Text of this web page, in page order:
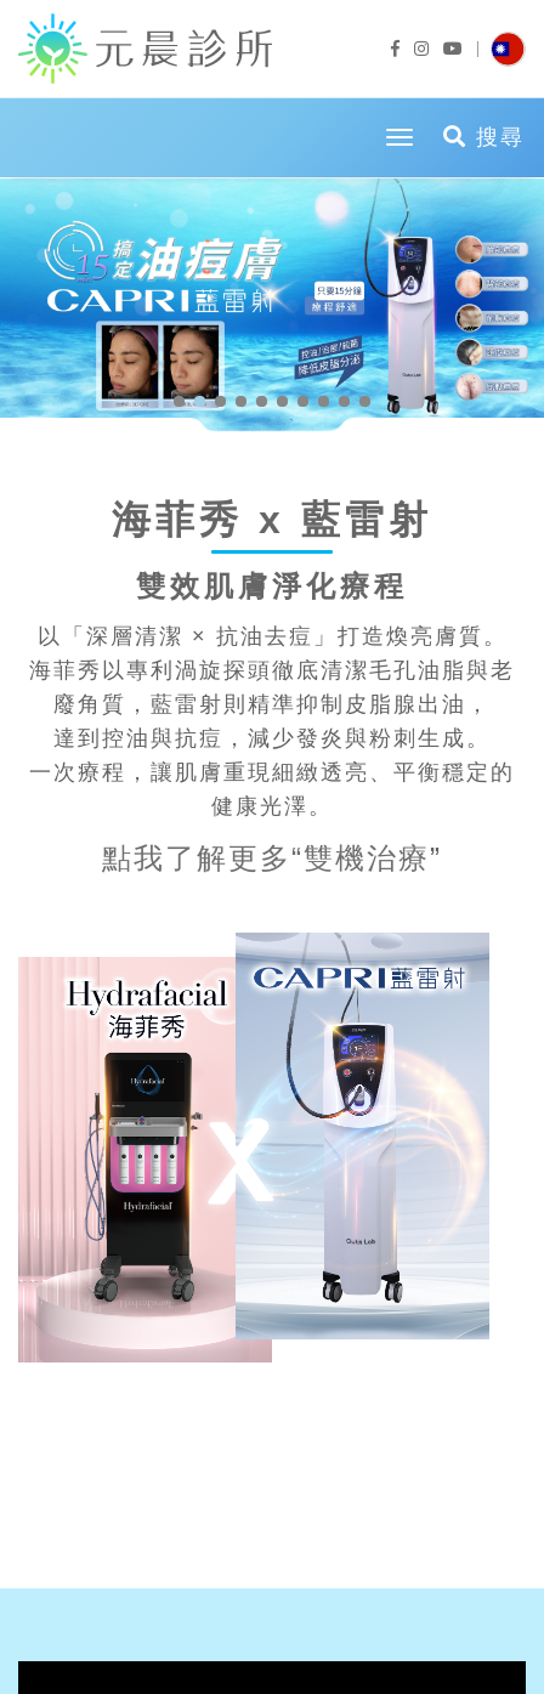
toggle 搜尋
海菲秀 x 藍雷射
雙效肌膚淨化療程
以「深層清潔 × 抗油去痘」打造煥亮膚質。
海菲秀以專利渦旋探頭徹底清潔毛孔油脂與老
廢角質，藍雷射則精準抑制皮脂腺出油，
達到控油與抗痘，減少發炎與粉刺生成。
一次療程，讓肌膚重現細緻透亮、平衡穩定的
健康光澤。
點我了解更多“雙機治療”